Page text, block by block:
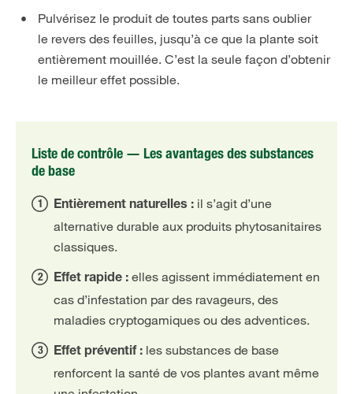
Pulvérisez le produit de toutes parts sans oublier
le revers des feuilles, jusqu’à ce que la plante soit
entièrement mouillée. C’est la seule façon d’obtenir
le meilleur effet possible.
Liste de contrôle — Les avantages des substances
de base
Entièrement naturelles : il s’agit d’une
alternative durable aux produits phytosanitaires
classiques.
Effet rapide : elles agissent immédiatement en
cas d’infestation par des ravageurs, des
maladies cryptogamiques ou des adventices.
Effet préventif : les substances de base
renforcent la santé de vos plantes avant même